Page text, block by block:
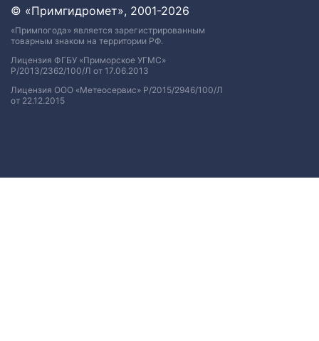
© «Примгидромет», 2001-2026
«Примпогода» является зарегистрированным
товарным знаком на территории РФ.
Лицензия ФГБУ «Приморское УГМС»
Р/2013/2362/100/Л от 17.06.2013
Лицензия ООО «Метеосервис» Р/2015/2946/100/Л
от 22.12.2015